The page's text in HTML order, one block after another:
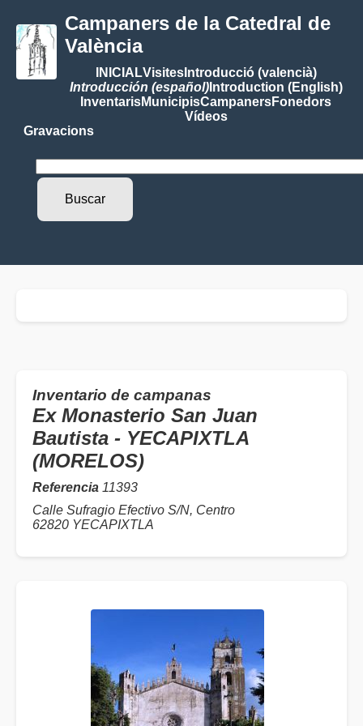
Campaners de la Catedral de
València
INICIALVisitesIntroducció (valencià)
Introducción (español)Introduction (English)
InventarisMunicipisCampanersFonedors
Vídeos
Gravacions
Inventario de campanas
Ex Monasterio San Juan
Bautista - YECAPIXTLA
(MORELOS)
Referencia 11393
Calle Sufragio Efectivo S/N, Centro
62820 YECAPIXTLA